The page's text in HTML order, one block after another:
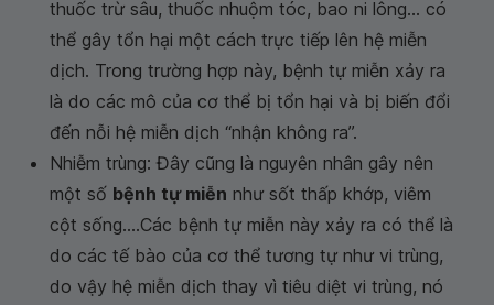
thuốc trừ sâu, thuốc nhuộm tóc, bao ni lông... có
thể gây tổn hại một cách trực tiếp lên hệ miễn
dịch. Trong trường hợp này, bệnh tự miễn xảy ra
là do các mô của cơ thể bị tổn hại và bị biến đổi
đến nỗi hệ miễn dịch “nhận không ra”.
Nhiễm trùng: Đây cũng là nguyên nhân gây nên
một số bệnh tự miễn như sốt thấp khớp, viêm
cột sống....Các bệnh tự miễn này xảy ra có thể là
do các tế bào của cơ thể tương tự như vi trùng,
do vậy hệ miễn dịch thay vì tiêu diệt vi trùng, nó